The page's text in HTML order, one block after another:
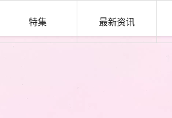
特集 最新资讯